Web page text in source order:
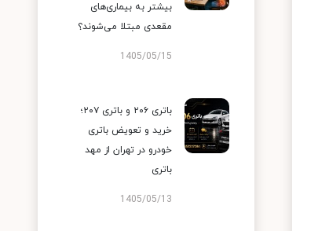
بیشتر به بیماری‌های
مقعدی مبتلا می‌شوند؟
1405/05/15
باتری ۲۰۶ و باتری ۲۰۷؛
خرید و تعویض باتری
خودرو در تهران از مهد
باتری
1405/05/13